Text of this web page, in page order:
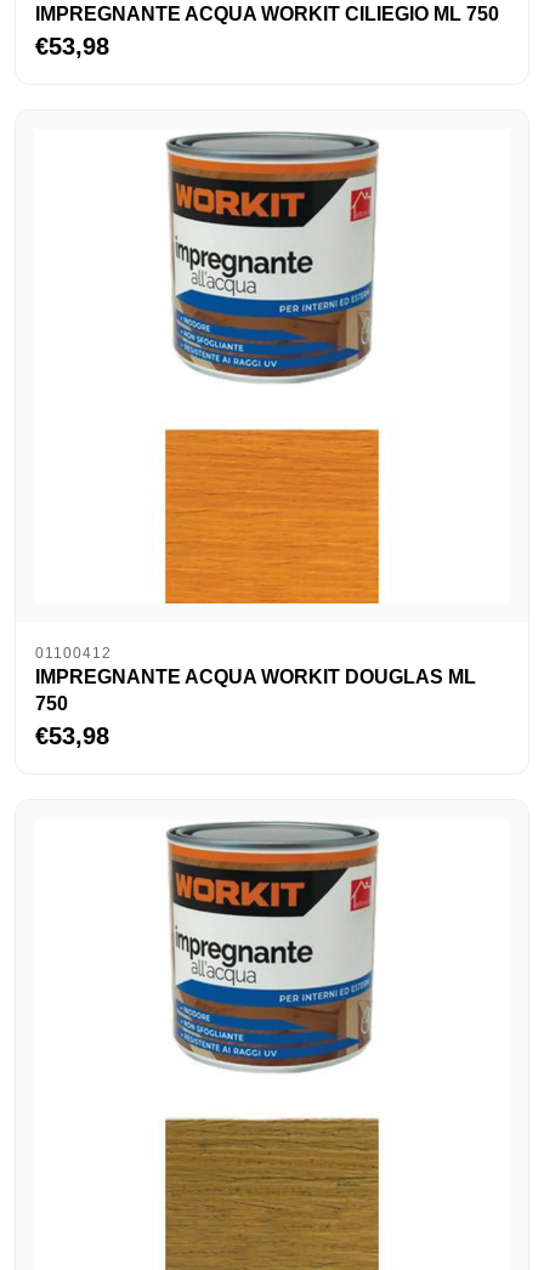
IMPREGNANTE ACQUA WORKIT CILIEGIO ML 750
€53,98
01100412
IMPREGNANTE ACQUA WORKIT DOUGLAS ML
750
€53,98